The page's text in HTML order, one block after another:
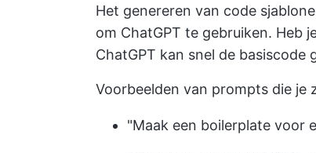
Het genereren van code
om ChatGPT te gebruiken. Heb
ChatGPT kan snel de
Voorbeelden van prompts die je
"Maak een boilerplate voor